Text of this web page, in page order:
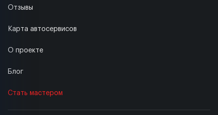
Отзывы
Карта автосервисов
О проекте
Блог
Стать мастером